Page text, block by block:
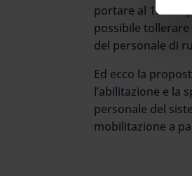
portare al 100% i
possibile tollerare
del personale di
Ed ecco la
l’abilitazione e la
personale del
mobilitazione a